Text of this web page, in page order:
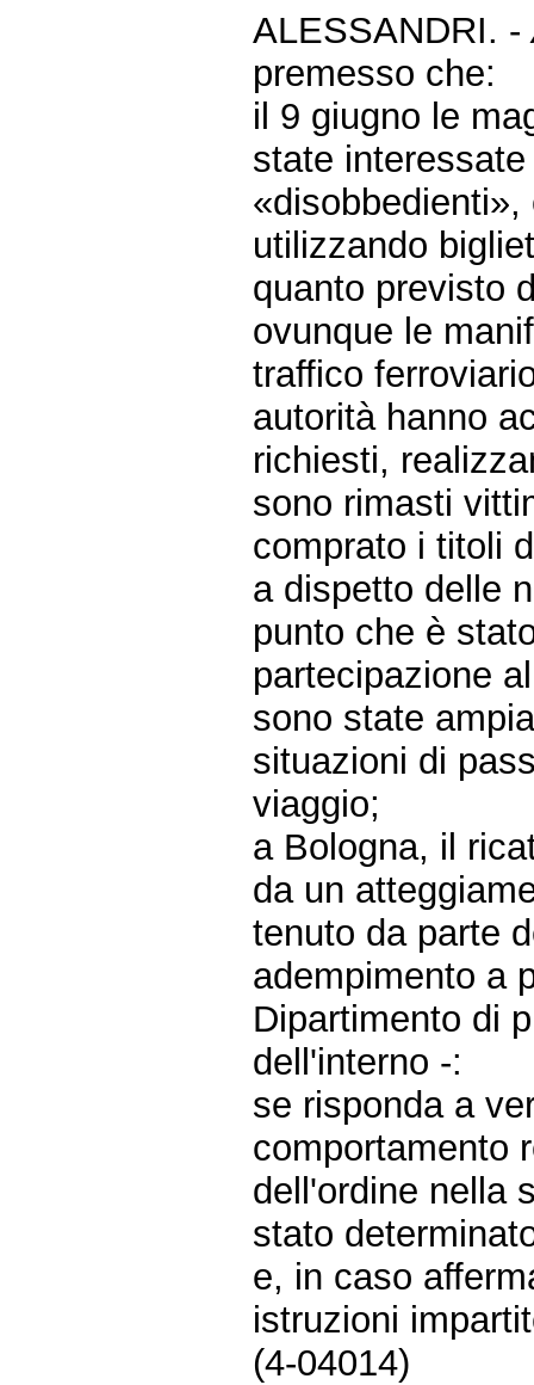
ALESSANDRI. -
premesso che:
il 9 giugno le
state
utilizzando
quanto previsto
ovunque le
traffico
autorità hanno
richiesti,
sono rimasti
comprato i titoli
a dispetto delle
punto che è
partecipazione
sono state
situazioni di
viaggio;
a Bologna, il
da un
tenuto da parte
adempimento a
Dipartimento di
dell'interno -:
se risponda a
comportamento
dell'ordine nella
stato
e, in caso
istruzioni
(4-04014)